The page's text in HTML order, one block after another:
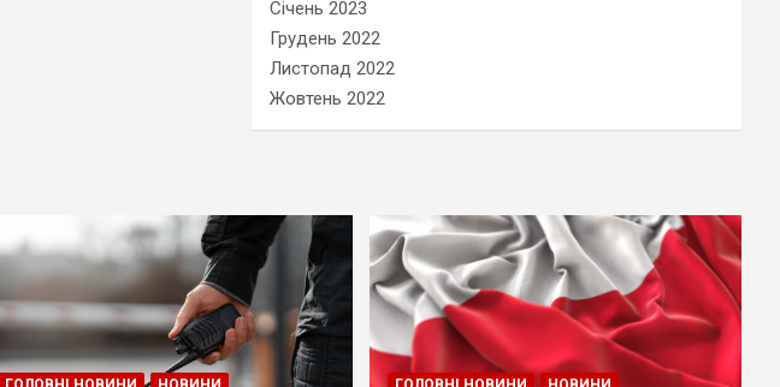
Січень 2023
Грудень 2022
Листопад 2022
Жовтень 2022